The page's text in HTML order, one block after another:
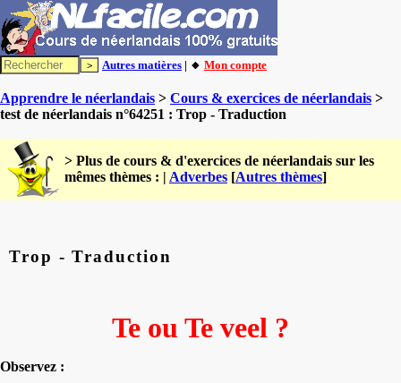
Autres matières | 🔸 Mon compte
Apprendre le néerlandais > Cours & exercices de néerlandais >
test de néerlandais n°64251 : Trop - Traduction
> Plus de cours & d'exercices de néerlandais sur les
mêmes thèmes : | Adverbes [Autres thèmes]
Trop - Traduction
Te ou Te veel ?
Observez :